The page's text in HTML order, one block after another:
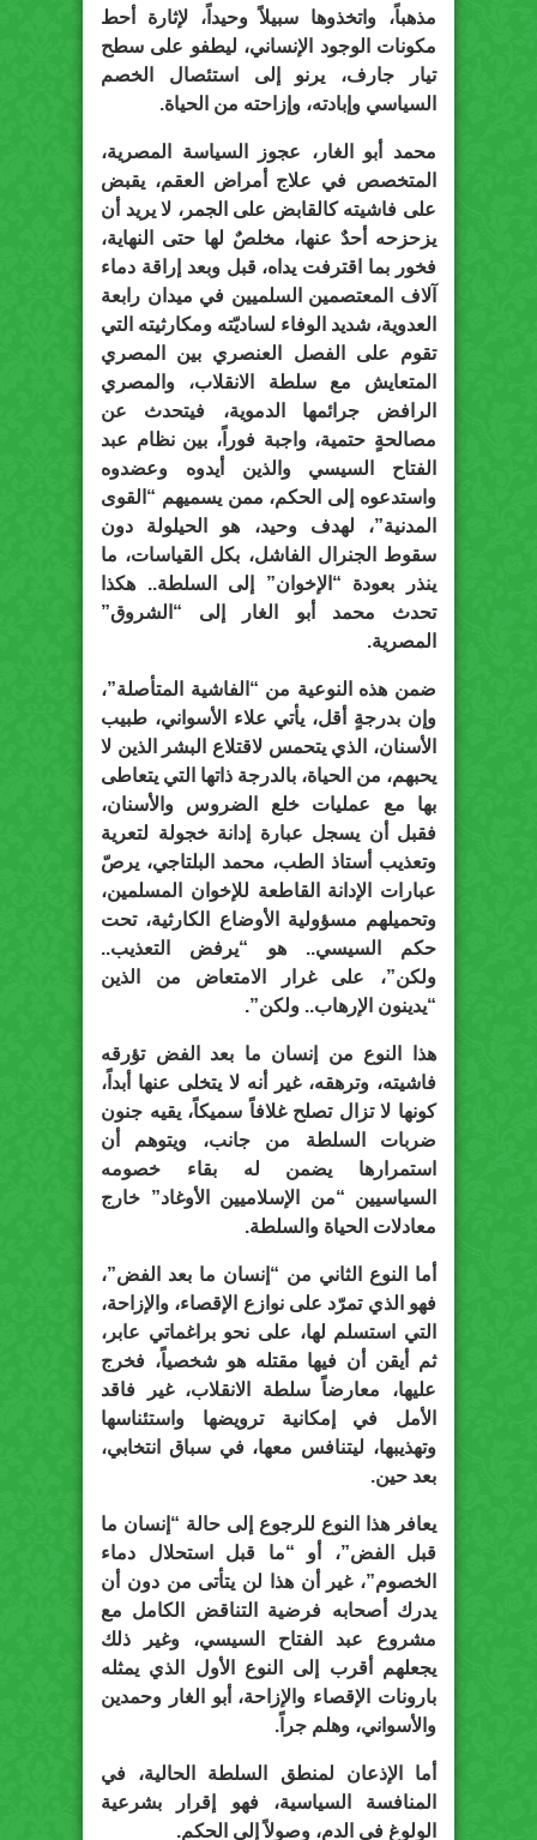
مذهباً، واتخذوها سبيلاً وحيداً، لإثارة أحط
مكونات الوجود الإنساني، ليطفو على سطح
تيار جارف، يرنو إلى استئصال الخصم
السياسي وإبادته، وإزاحته من الحياة.
محمد أبو الغار، عجوز السياسة المصرية،
المتخصص في علاج أمراض العقم، يقبض
على فاشيته كالقابض على الجمر، لا يريد أن
يزحزحه أحدٌ عنها، مخلصٌ لها حتى النهاية،
فخور بما اقترفت يداه، قبل وبعد إراقة دماء
آلاف المعتصمين السلميين في ميدان رابعة
العدوية، شديد الوفاء لساديّته ومكارثيته التي
تقوم على الفصل العنصري بين المصري
المتعايش مع سلطة الانقلاب، والمصري
الرافض جرائمها الدموية، فيتحدث عن
مصالحةٍ حتمية، واجبة فوراً، بين نظام عبد
الفتاح السيسي والذين أيدوه وعضدوه
واستدعوه إلى الحكم، ممن يسميهم “القوى
المدنية”، لهدف وحيد، هو الحيلولة دون
سقوط الجنرال الفاشل، بكل القياسات، ما
ينذر بعودة “الإخوان” إلى السلطة.. هكذا
تحدث محمد أبو الغار إلى “الشروق”
المصرية.
ضمن هذه النوعية من “الفاشية المتأصلة”،
وإن بدرجةٍ أقل، يأتي علاء الأسواني، طبيب
الأسنان، الذي يتحمس لاقتلاع البشر الذين لا
يحبهم، من الحياة، بالدرجة ذاتها التي يتعاطى
بها مع عمليات خلع الضروس والأسنان،
فقبل أن يسجل عبارة إدانة خجولة لتعرية
وتعذيب أستاذ الطب، محمد البلتاجي، يرصّ
عبارات الإدانة القاطعة للإخوان المسلمين،
وتحميلهم مسؤولية الأوضاع الكارثية، تحت
حكم السيسي.. هو “يرفض التعذيب..
ولكن”، على غرار الامتعاض من الذين
“يدينون الإرهاب.. ولكن”.
هذا النوع من إنسان ما بعد الفض تؤرقه
فاشيته، وترهقه، غير أنه لا يتخلى عنها أبداً،
كونها لا تزال تصلح غلافاً سميكاً، يقيه جنون
ضربات السلطة من جانب، ويتوهم أن
استمرارها يضمن له بقاء خصومه
السياسيين “من الإسلاميين الأوغاد” خارج
معادلات الحياة والسلطة.
أما النوع الثاني من “إنسان ما بعد الفض”،
فهو الذي تمرّد على نوازع الإقصاء، والإزاحة،
التي استسلم لها، على نحو براغماتي عابر،
ثم أيقن أن فيها مقتله هو شخصياً، فخرج
عليها، معارضاً سلطة الانقلاب، غير فاقد
الأمل في إمكانية ترويضها واستئناسها
وتهذيبها، ليتنافس معها، في سباق انتخابي،
بعد حين.
يعافر هذا النوع للرجوع إلى حالة “إنسان ما
قبل الفض”، أو “ما قبل استحلال دماء
الخصوم”، غير أن هذا لن يتأتى من دون أن
يدرك أصحابه فرضية التناقض الكامل مع
مشروع عبد الفتاح السيسي، وغير ذلك
يجعلهم أقرب إلى النوع الأول الذي يمثله
بارونات الإقصاء والإزاحة، أبو الغار وحمدين
والأسواني، وهلم جراً.
أما الإذعان لمنطق السلطة الحالية، في
المنافسة السياسية، فهو إقرار بشرعية
الولوغ في الدم، وصولاً إلى الحكم.